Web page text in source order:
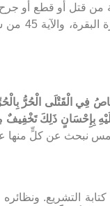
من قتل أو قطع أو
في آياتٍ
فِي الْقَتْلَى الْحُرُّ بِالْحُرِّ
بِإِحْسَانٍ ذَلِكَ
كتابة التشريع.